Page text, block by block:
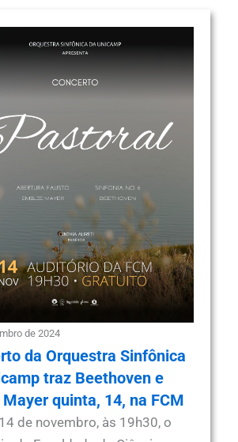
de 2024
da Orquestra Sinfônica
traz Beethoven e
quinta, 14, na FCM
de novembro, às 19h30, o